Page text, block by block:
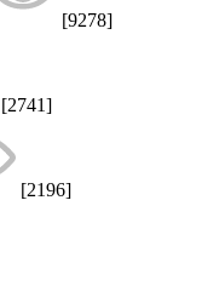
[9278]
[2741]
[2196]